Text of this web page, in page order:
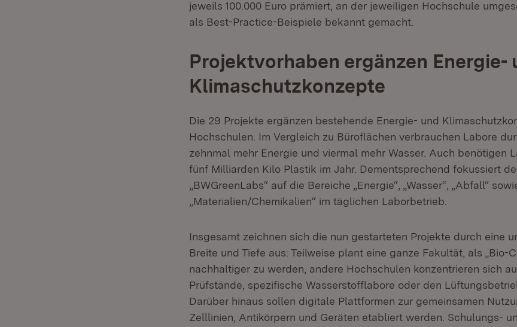
jeweils 100.000 Euro prämiert, an der jeweiligen Hochschule
als Best-Practice-Beispiele bekannt gemacht.
Projektvorhaben ergänzen Energie-
Klimaschutzkonzepte
Die 29 Projekte ergänzen bestehende Energie- und
Hochschulen. Im Vergleich zu Büroflächen verbrauchen Labore
zehnmal mehr Energie und viermal mehr Wasser. Auch benötigen
fünf Milliarden Kilo Plastik im Jahr. Dementsprechend fokussiert
„BWGreenLabs“ auf die Bereiche „Energie“, „Wasser“, „Abfall“
„Materialien/Chemikalien“ im täglichen Laborbetrieb.
Insgesamt zeichnen sich die nun gestarteten Projekte durch eine
Breite und Tiefe aus: Teilweise plant eine ganze Fakultät, als „Bio-
nachhaltiger zu werden, andere Hochschulen konzentrieren sich
Prüfstände, spezifische Wasserstofflabore oder den
Darüber hinaus sollen digitale Plattformen zur gemeinsamen
Zelllinien, Antikörpern und Geräten etabliert werden. Schulungs-